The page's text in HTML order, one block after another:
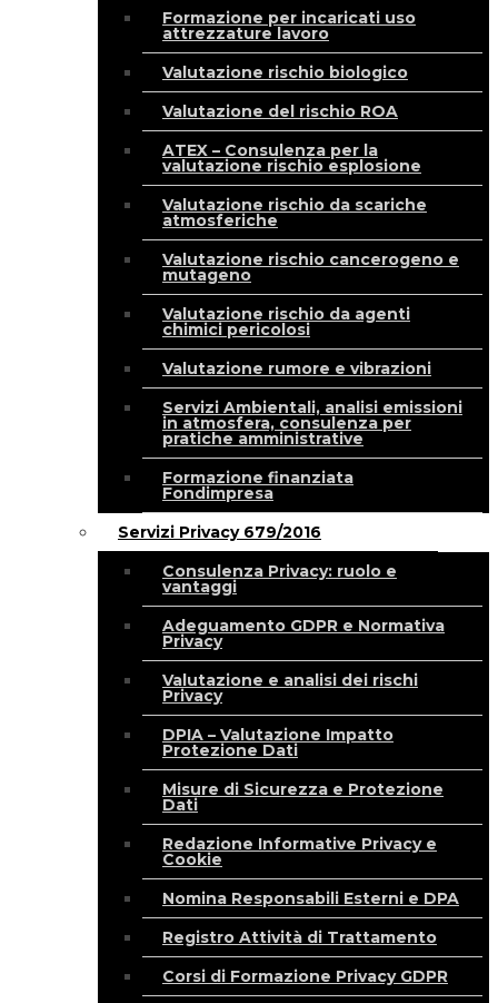
Formazione per incaricati uso
attrezzature lavoro
Valutazione rischio biologico
Valutazione del rischio ROA
ATEX – Consulenza per la
valutazione rischio esplosione
Valutazione rischio da scariche
atmosferiche
Valutazione rischio cancerogeno e
mutageno
Valutazione rischio da agenti
chimici pericolosi
Valutazione rumore e vibrazioni
Servizi Ambientali, analisi emissioni
in atmosfera, consulenza per
pratiche amministrative
Formazione finanziata
Fondimpresa
Servizi Privacy 679/2016
Consulenza Privacy: ruolo e
vantaggi
Adeguamento GDPR e Normativa
Privacy
Valutazione e analisi dei rischi
Privacy
DPIA – Valutazione Impatto
Protezione Dati
Misure di Sicurezza e Protezione
Dati
Redazione Informative Privacy e
Cookie
Nomina Responsabili Esterni e DPA
Registro Attività di Trattamento
Corsi di Formazione Privacy GDPR